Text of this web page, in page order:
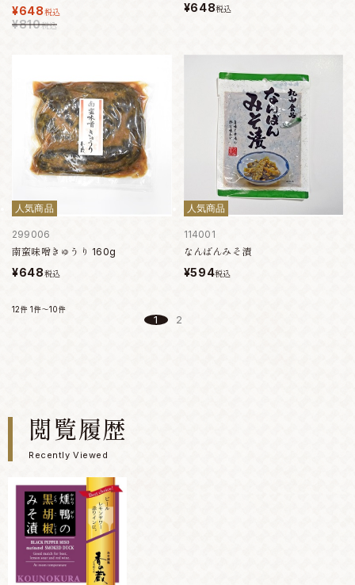
¥648税込
¥810税込
¥648税込
人気商品
299006
南蛮味噌きゅうり 160g
¥648税込
人気商品
114001
なんばんみそ漬
¥594税込
12件 1件～10件
1 2
閲覧履歴
Recently Viewed